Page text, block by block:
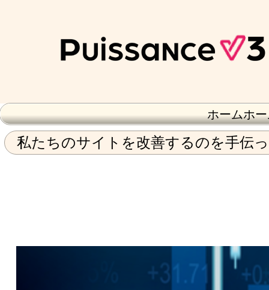
ホームホ
私たちのサイトを改善するのを手伝